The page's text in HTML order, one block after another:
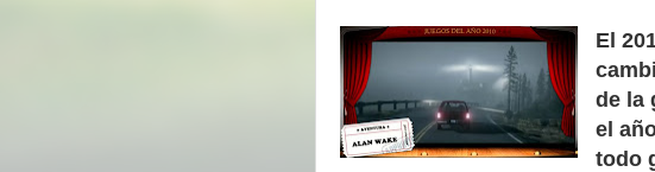
El
de la
el
todo